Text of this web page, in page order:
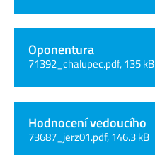
Oponentura
71392_chalupec.pdf, 135 kB
Hodnocení vedoucího
73687_jerz01.pdf, 146.3 kB